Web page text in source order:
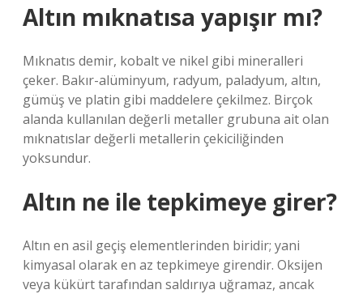
Altın mıknatısa yapışır mı?
Mıknatıs demir, kobalt ve nikel gibi mineralleri
çeker. Bakır-alüminyum, radyum, paladyum, altın,
gümüş ve platin gibi maddelere çekilmez. Birçok
alanda kullanılan değerli metaller grubuna ait olan
mıknatıslar değerli metallerin çekiciliğinden
yoksundur.
Altın ne ile tepkimeye girer?
Altın en asil geçiş elementlerinden biridir; yani
kimyasal olarak en az tepkimeye girendir. Oksijen
veya kükürt tarafından saldırıya uğramaz, ancak